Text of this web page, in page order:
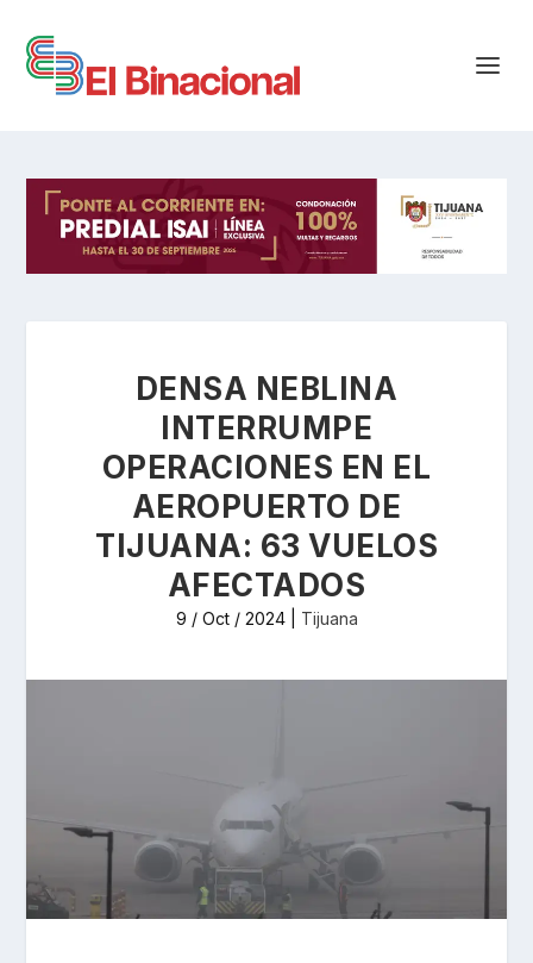
DENSA NEBLINA
INTERRUMPE
OPERACIONES EN EL
AEROPUERTO DE
TIJUANA: 63 VUELOS
AFECTADOS
9 / Oct / 2024| Tijuana